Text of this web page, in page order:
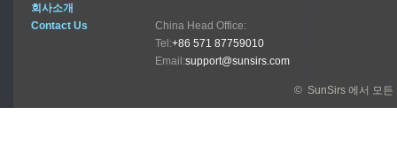
회사소개
Contact Us
China Head Office:
Tel:+86 571 87759010
Email:support@sunsirs.com
© SunSirs 에서 모